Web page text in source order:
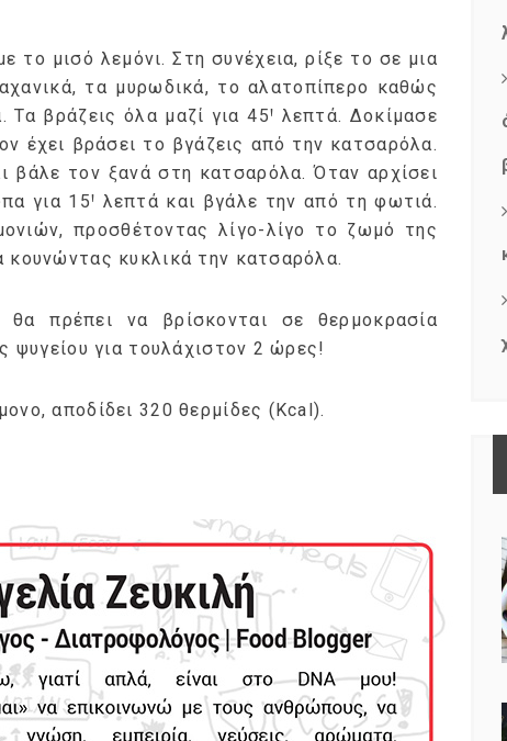
μισό λεμόνι. Στη συνέχεια, ρίξε το σε μια
τα μυρωδικά, το αλατοπίπερο καθώς
βράζεις όλα μαζί για 45Ꞌ λεπτά. Δοκίμασε
έχει βράσει το βγάζεις από την κατσαρόλα.
τον ξανά στη κατσαρόλα. Όταν αρχίσει
για 15Ꞌ λεπτά και βγάλε την από τη φωτιά.
προσθέτοντας λίγο-λίγο το ζωμό της
κυκλικά την κατσαρόλα.
πρέπει να βρίσκονται σε θερμοκρασία
ψυγείου για τουλάχιστον 2 ώρες!
αποδίδει 320 θερμίδες (Kcal).